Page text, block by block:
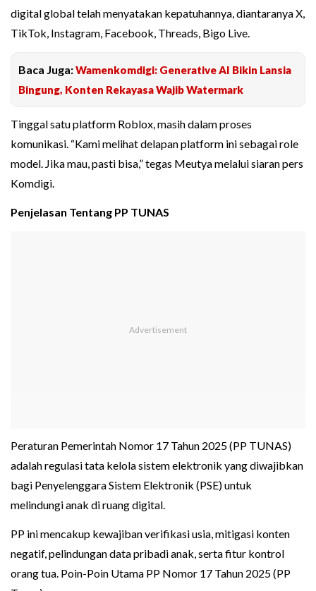
digital global telah menyatakan kepatuhannya, diantaranya X,
TikTok, Instagram, Facebook, Threads, Bigo Live.
Baca Juga:Wamenkomdigi: Generative AI Bikin Lansia
Bingung, Konten Rekayasa Wajib Watermark
Tinggal satu platform Roblox, masih dalam proses
komunikasi. “Kami melihat delapan platform ini sebagai role
model. Jika mau, pasti bisa,” tegas Meutya melalui siaran pers
Komdigi.
Penjelasan Tentang PP TUNAS
Peraturan Pemerintah Nomor 17 Tahun 2025 (PP TUNAS)
adalah regulasi tata kelola sistem elektronik yang diwajibkan
bagi Penyelenggara Sistem Elektronik (PSE) untuk
melindungi anak di ruang digital.
PP ini mencakup kewajiban verifikasi usia, mitigasi konten
negatif, pelindungan data pribadi anak, serta fitur kontrol
orang tua. Poin-Poin Utama PP Nomor 17 Tahun 2025 (PP